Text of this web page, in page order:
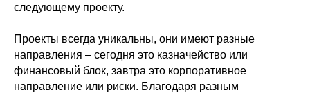
следующему проекту.
Проекты всегда уникальны, они имеют разные
направления – сегодня это казначейство или
финансовый блок, завтра это корпоративное
направление или риски. Благодаря разным